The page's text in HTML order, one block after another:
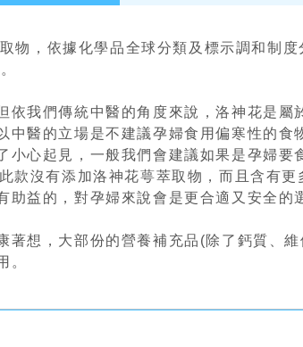
物，依據化學品全球分類及標示調和制度
依我們傳統中醫的角度來說，洛神花是屬
中醫的立場是不建議孕婦食用偏寒性的
小心起見，一般我們會建議如果是孕婦要
此款沒有添加洛神花萼萃取物，而且含有
助益的，對孕婦來說會是更合適又安全的
著想，大部份的營養補充品(除了鈣質、
。